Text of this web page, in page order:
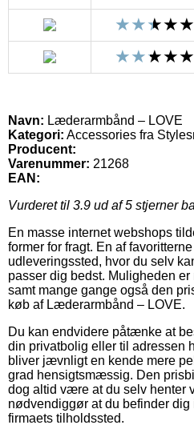
Navn: Læderarmbånd – LOVE
Kategori: Accessories fra
Producent:
Varenummer: 21268
EAN:
Vurderet til 3.9 ud af 5 stjerner
En masse internet webshops
former for fragt. En af
udleveringssted, hvor du selv
passer dig bedst. Muligheden
samt mange gange også den
køb af Læderarmbånd – LOVE.
Du kan endvidere påtænke at
din privatbolig eller til adressen
bliver jævnligt en kende mere
grad hensigtsmæssig. Den
dog altid være at du selv henter
nødvendiggør at du befinder dig
firmaets tilholdssted.